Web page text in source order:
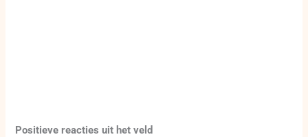
Positieve reacties uit het veld